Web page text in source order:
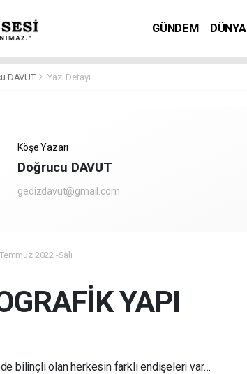
GÜNDEM DÜNYA
DAVUT Yazı Detayı
Köşe Yazarı
Doğrucu DAVUT
gedizdavut@gmail.com
2022 -Salı
YAPI
bilinçli olan herkesin farklı endişeleri var…